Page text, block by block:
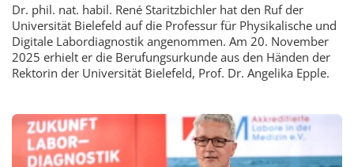
Dr. phil. nat. habil. René Staritzbichler hat den Ruf der
Universität Bielefeld auf die Professur für Physikalische und
Digitale Labordiagnostik angenommen. Am 20. November
2025 erhielt er die Berufungsurkunde aus den Händen der
Rektorin der Universität Bielefeld, Prof. Dr. Angelika Epple.